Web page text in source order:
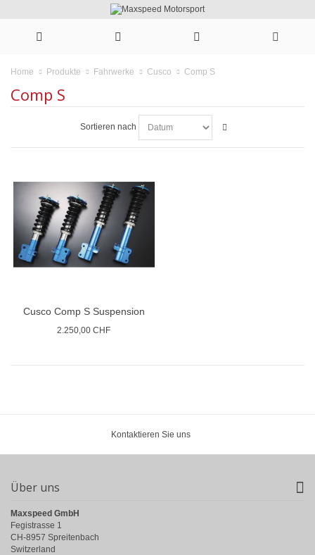
Home Produkte Fahrwerke Cusco Comp S
Comp S
Sortieren nach
Cusco Comp S Suspension
2.250,00 CHF
Kontaktieren Sie uns
Über uns
Maxspeed GmbH
Fegistrasse 1
CH-8957 Spreitenbach
Switzerland